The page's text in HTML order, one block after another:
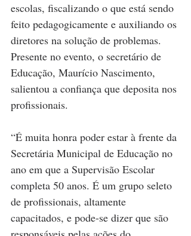
escolas, fiscalizando o que está sendo
feito pedagogicamente e auxiliando os
diretores na solução de problemas.
Presente no evento, o secretário de
Educação, Maurício Nascimento,
salientou a confiança que deposita nos
profissionais.
“É muita honra poder estar à frente da
Secretária Municipal de Educação no
ano em que a Supervisão Escolar
completa 50 anos. É um grupo seleto
de profissionais, altamente
capacitados, e pode-se dizer que são